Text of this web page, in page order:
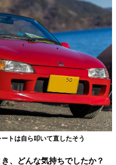
トは自ら叩いて直したそう
、どんな気持ちでしたか？